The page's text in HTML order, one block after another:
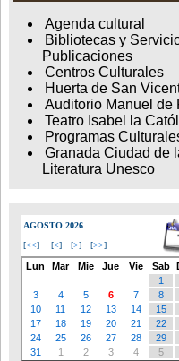
Agenda cultural
Bibliotecas y
Publicaciones
Centros Culturales
Huerta de San
Auditorio Manuel de
Teatro Isabel la
Programas
Granada Ciudad de
Literatura Unesco
AGOSTO 2026
[<<] [<] [>] [>>]
Lun Mar Mie Jue Vie Sab
1
3
4 5 6 7 8
10
11 12 13 14 15
17
18 19 20 21 22
24
25 26 27 28 29
31
1 2 3 4 5